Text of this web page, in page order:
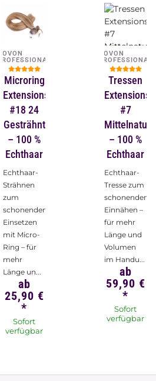
NOVON
PROFESSIONAL
Microring
Extensions
#18 24
Gesträhnt
– 100 %
Echthaar
Echthaar-
Strähnen
zum
schonenden
Einsetzen
mit Micro-
Ring – für
mehr
Länge un...
ab
25,90 €
*
Sofort
verfügbar
NOVON
PROFESSIONAL
Tressen
Extensions
#7
– 100 %
Echthaar
Echthaar-
Tresse zum
schonenden
Einnähen –
für mehr
Länge und
Volumen
im Handu...
ab
59,90 €
*
Sofort
verfügbar